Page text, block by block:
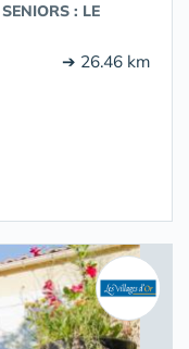
: LE
➔ 26.46 km